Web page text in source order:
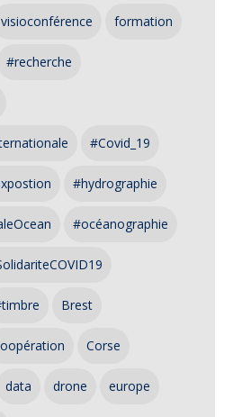
visioconférence formation
#recherche
#Covid_19
#hydrographie
#océanographie
Brest
Corse
data drone europe